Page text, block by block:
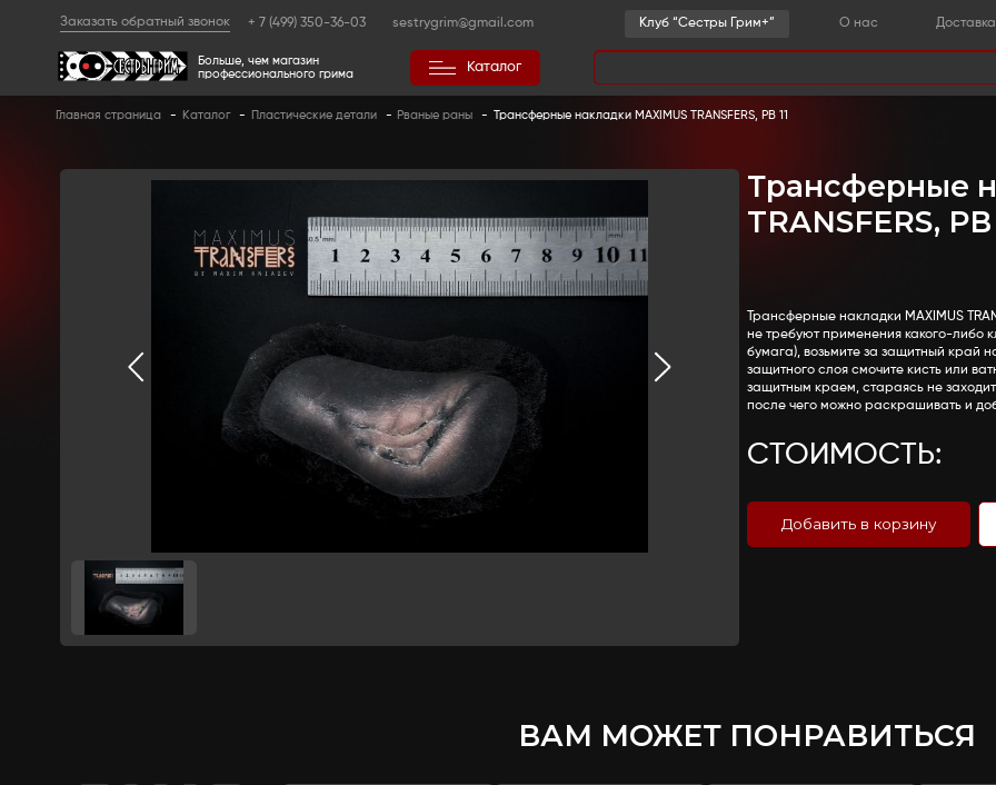
Заказать обратный звонок + 7 (499) 350-36-03 sestrygrim@gmail.com
Больше, чем магазин
профессионального грима
Каталог
Главная страница - Каталог - Пластические детали - Рваные раны - Трансферные накладки